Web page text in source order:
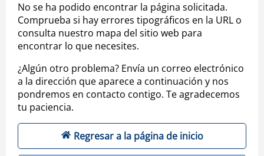
No se ha podido encontrar la página solicitada.
Comprueba si hay errores tipográficos en la URL o
consulta nuestro mapa del sitio web para
encontrar lo que necesites.
¿Algún otro problema? Envía un correo electrónico
a la dirección que aparece a continuación y nos
pondremos en contacto contigo. Te agradecemos
tu paciencia.
Regresar a la página de inicio